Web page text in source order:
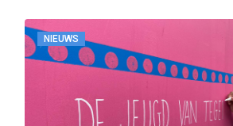
NIEUWS